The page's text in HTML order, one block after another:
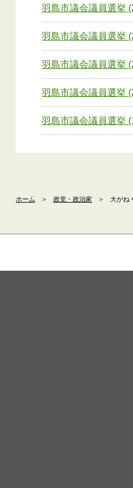
羽島市議会議員選挙
羽島市議会議員選挙
羽島市議会議員選挙
羽島市議会議員選挙
羽島市議会議員選挙
ホーム ＞ 政党・政治家 ＞ 大がね